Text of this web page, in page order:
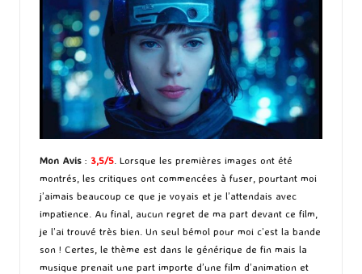
Mon Avis : 3,5/5 . Lorsque les premières images ont été
montrés, les critiques ont commencées à fuser, pourtant moi
j’aimais beaucoup ce que je voyais et je l’attendais avec
impatience. Au final, aucun regret de ma part devant ce film,
je l’ai trouvé très bien. Un seul bémol pour moi c’est la bande
son ! Certes, le thème est dans le générique de fin mais la
musique prenait une part importe d’une film d’animation et